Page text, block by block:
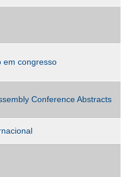
em congresso
Conference Abstracts